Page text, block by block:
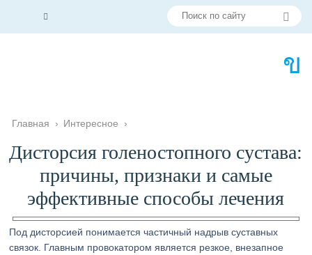
Главная › Интересное ›
Дисторсия голеностопного сустава:
причины, признаки и самые
эффективные способы лечения
Под дисторсией понимается частичный надрыв суставных
связок. Главным провокатором является резкое, внезапное